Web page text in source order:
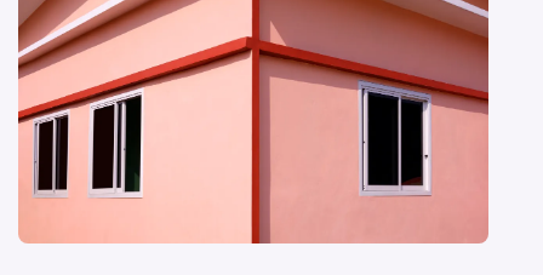
Praca
Dom
Finanse
Inspiracje